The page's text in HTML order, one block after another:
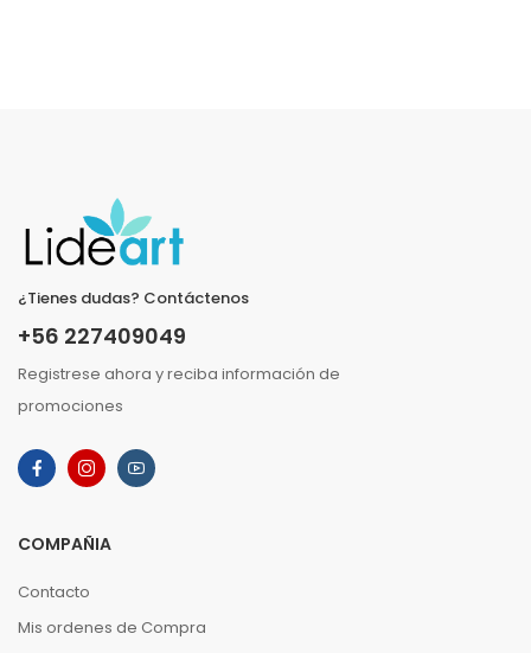
¿Tienes dudas? Contáctenos
+56 227409049
Registrese ahora y reciba información de
promociones
COMPAÑIA
Contacto
Mis ordenes de Compra